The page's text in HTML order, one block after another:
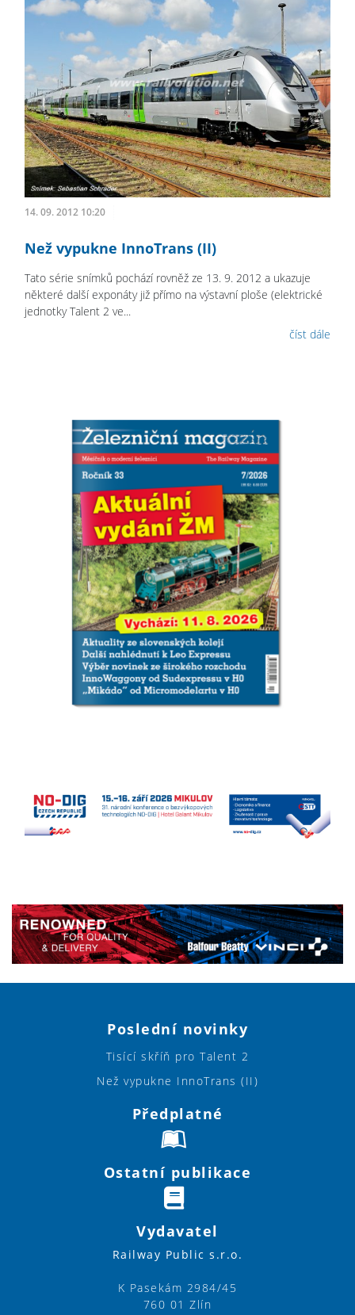
14. 09. 2012 10:20
Než vypukne InnoTrans (II)
Tato série snímků pochází rovněž ze 13. 9. 2012 a ukazuje
některé další exponáty již přímo na výstavní ploše (elektrické
jednotky Talent 2 ve...
číst dále
Poslední novinky
Tisící skříň pro Talent 2
Než vypukne InnoTrans (II)
Předplatné
Ostatní publikace
Vydavatel
Railway Public s.r.o.
K Pasekám 2984/45
760 01 Zlín